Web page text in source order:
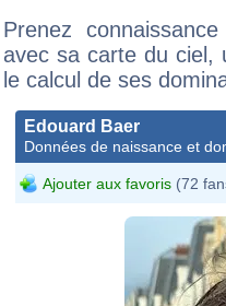
Prenez
avec sa carte du ciel,
le calcul de ses
Edouard Baer
Données de naissance et
Ajouter aux favoris (72